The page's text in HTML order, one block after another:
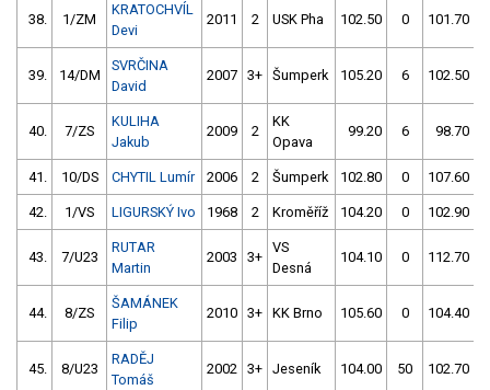
38. 1/ZM
KRATOCHVÍL
Devi
2011 2 USK Pha 102.50 0 101.70
39. 14/DM
SVRČINA
David
2007 3+ Šumperk 105.20 6 102.50
40. 7/ZS
KULIHA
Jakub
2009 2
KK
Opava
99.20 6 98.70
41. 10/DS CHYTIL Lumír 2006 2 Šumperk 102.80 0 107.60
42. 1/VS LIGURSKÝ Ivo 1968 2 Kroměříž 104.20 0 102.90
43. 7/U23
RUTAR
Martin
2003 3+
VS
Desná
104.10 0 112.70
44. 8/ZS
ŠAMÁNEK
Filip
2010 3+ KK Brno 105.60 0 104.40
45. 8/U23
RADĚJ
Tomáš
2002 3+ Jeseník 104.00 50 102.70